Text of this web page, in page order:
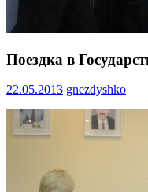
Поездка в
22.05.2013 gnezdyshko